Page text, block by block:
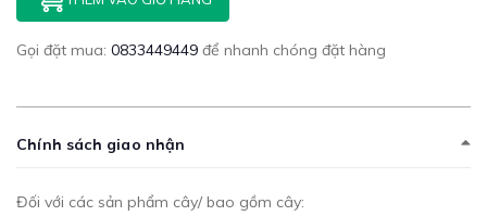
Gọi đặt mua: 0833449449 để nhanh chóng đặt hàng
Chính sách giao nhận
Đối với các sản phẩm cây/ bao gồm cây: